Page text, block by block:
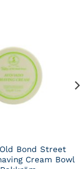
Bond Street
Cream Bowl